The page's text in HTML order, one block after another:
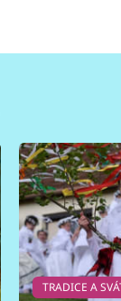
TRADICE A